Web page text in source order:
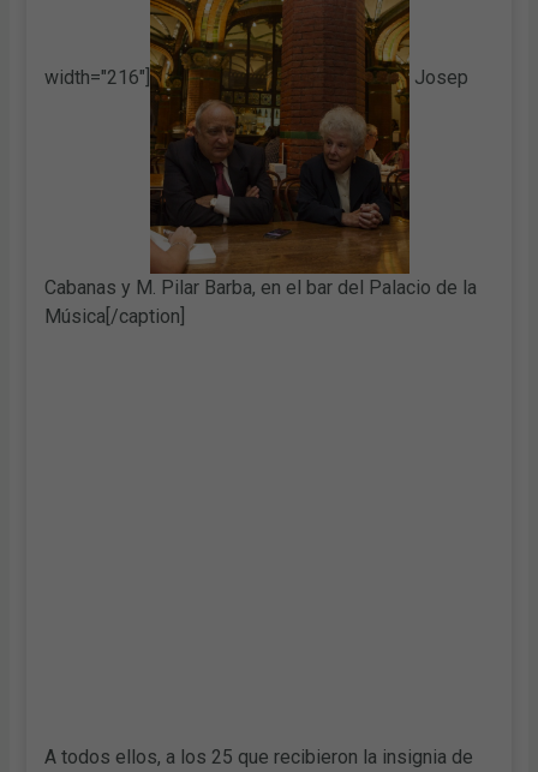
width="216"] Josep
Cabanas y M. Pilar Barba, en el bar del Palacio de la
Música[/caption]
A todos ellos, a los 25 que recibieron la insignia de